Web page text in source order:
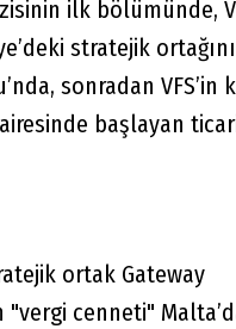
ilk bölümünde,
stratejik
sonradan VFS’in
başlayan
ortak Gateway
"vergi cenneti"